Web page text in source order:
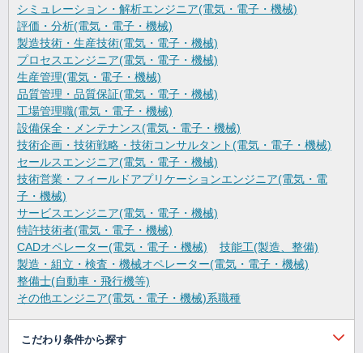
シミュレーション・解析エンジニア(電気・電子・機械)
評価・分析(電気・電子・機械)
製造技術・生産技術(電気・電子・機械)
プロセスエンジニア(電気・電子・機械)
生産管理(電気・電子・機械)
品質管理・品質保証(電気・電子・機械)
工場管理職(電気・電子・機械)
設備保全・メンテナンス(電気・電子・機械)
技術企画・技術戦略・技術コンサルタント(電気・電子・機械)
セールスエンジニア(電気・電子・機械)
技術営業・フィールドアプリケーションエンジニア(電気・電
子・機械)
サービスエンジニア(電気・電子・機械)
特許技術者(電気・電子・機械)
CADオペレーター(電気・電子・機械)
技能工(製造、整備)
製造・組立・検査・機械オペレーター(電気・電子・機械)
整備士(自動車・飛行機等)
その他エンジニア(電気・電子・機械)系職種
こだわり条件から探す